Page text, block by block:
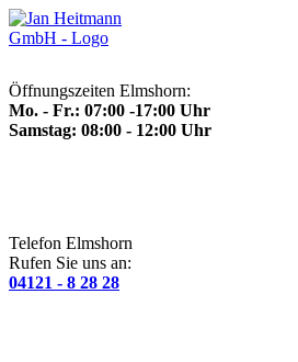
Öffnungszeiten Elmshorn:
Mo. - Fr.: 07:00 -17:00 Uhr
Samstag: 08:00 - 12:00 Uhr
Telefon Elmshorn
Rufen Sie uns an:
04121 - 8 28 28